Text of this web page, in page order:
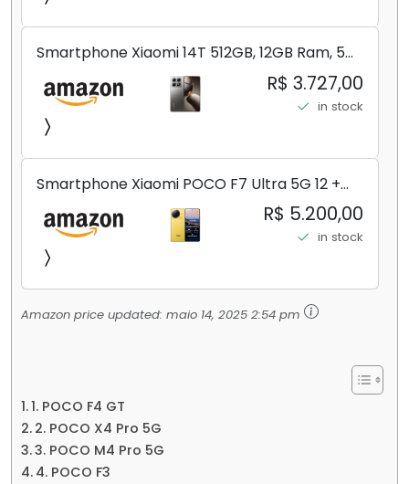
Smartphone Xiaomi 14T 512GB, 12GB Ram, 5G,
Leica, Cinza - no Brasil
R$ 3.727,00
in stock
Smartphone Xiaomi POCO F7 Ultra 5G 12 +
256GB/16+512GB Processador Snapdragon 8
Elite Top de Linha Chip VisionBoost D7 para
Jogos Pesados Tela Flow AMOLED 2K...
R$ 5.200,00
in stock
Amazon price updated: maio 14, 2025 2:54 pm
1. POCO F4 GT
2. POCO X4 Pro 5G
3. POCO M4 Pro 5G
4. POCO F3